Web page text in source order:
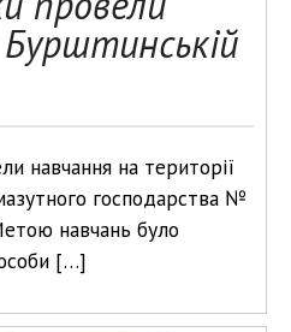
навчання на території
господарства №
навчань було
[…]